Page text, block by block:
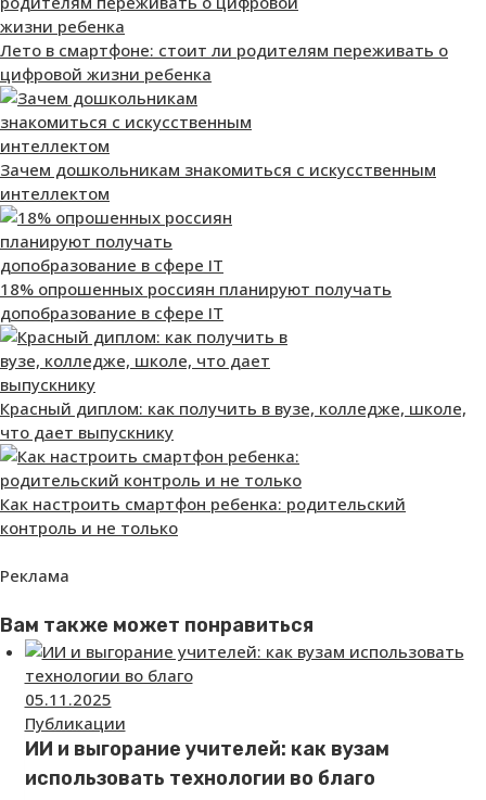
Лето в смартфоне: стоит ли родителям переживать о
цифровой жизни ребенка
Зачем дошкольникам знакомиться с искусственным
интеллектом
18% опрошенных россиян планируют получать
допобразование в сфере IT
Красный диплом: как получить в вузе, колледже, школе,
что дает выпускнику
Как настроить смартфон ребенка: родительский
контроль и не только
Реклама
Вам также может понравиться
05.11.2025
Публикации
ИИ и выгорание учителей: как вузам
использовать технологии во благо